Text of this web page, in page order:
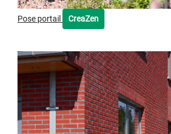
Pose portail CreaZen